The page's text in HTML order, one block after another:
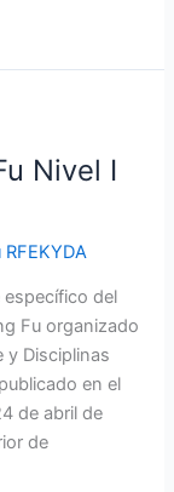
Nivel I
específico del
Fu organizado
y Disciplinas
en el
de abril de
de